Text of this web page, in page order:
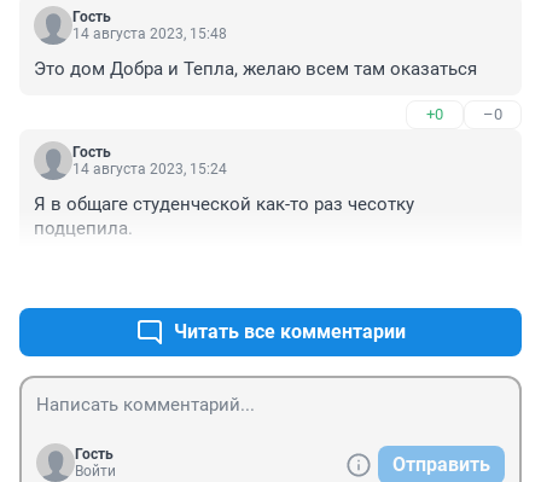
Гость
14 августа 2023, 15:48
Это дом Добра и Тепла, желаю всем там оказаться
+0 –0
Гость
14 августа 2023, 15:24
Я в общаге студенческой как-то раз чесотку
подцепила.
Читать все комментарии
Гость
Войти
Отправить